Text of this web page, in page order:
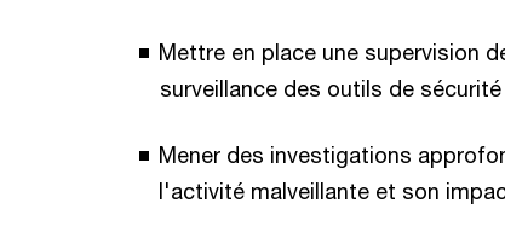
Mettre en place une supervision
surveillance des outils de
Mener des investigations
l'activité malveillante et son